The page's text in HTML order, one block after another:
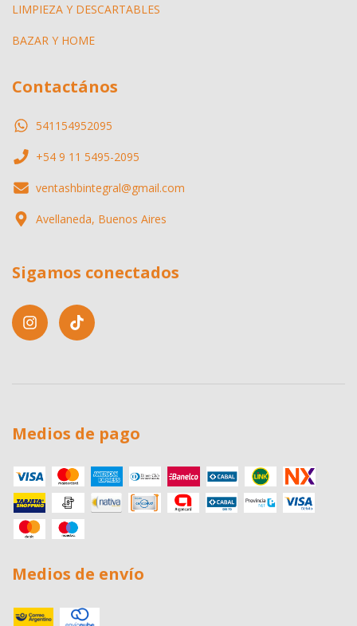
LIMPIEZA Y DESCARTABLES
BAZAR Y HOME
Contactános
541154952095
+54 9 11 5495-2095
ventashbintegral@gmail.com
Avellaneda, Buenos Aires
Sigamos conectados
Medios de pago
Medios de envío